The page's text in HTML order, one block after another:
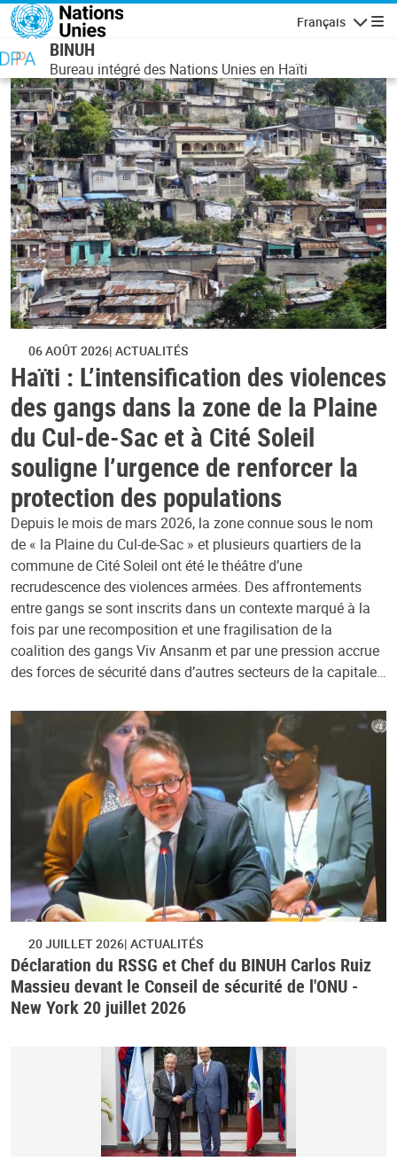
Aller au contenu principal
Français
BINUH
Bureau intégré des Nations Unies en Haïti
06 AOÛT 2026 ACTUALITÉS
Haïti : L’intensification des violences
des gangs dans la zone de la Plaine
du Cul-de-Sac et à Cité Soleil
souligne l’urgence de renforcer la
protection des populations
Depuis le mois de mars 2026, la zone connue sous le nom
de « la Plaine du Cul-de-Sac » et plusieurs quartiers de la
commune de Cité Soleil ont été le théâtre d’une
recrudescence des violences armées. Des affrontements
entre gangs se sont inscrits dans un contexte marqué à la
fois par une recomposition et une fragilisation de la
coalition des gangs Viv Ansanm et par une pression accrue
des forces de sécurité dans d’autres secteurs de la capitale…
20 JUILLET 2026 ACTUALITÉS
Déclaration du RSSG et Chef du BINUH Carlos Ruiz
Massieu devant le Conseil de sécurité de l'ONU -
New York 20 juillet 2026